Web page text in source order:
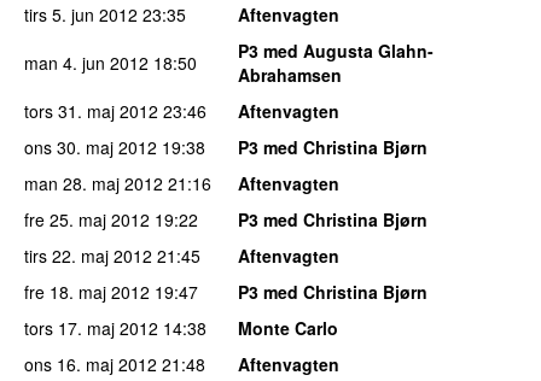
tirs 5. jun 2012 23:35
Aftenvagten
man 4. jun 2012 18:50
P3 med Augusta Glahn-
Abrahamsen
tors 31. maj 2012 23:46
Aftenvagten
ons 30. maj 2012 19:38
P3 med Christina Bjørn
man 28. maj 2012 21:16
Aftenvagten
fre 25. maj 2012 19:22
P3 med Christina Bjørn
tirs 22. maj 2012 21:45
Aftenvagten
fre 18. maj 2012 19:47
P3 med Christina Bjørn
tors 17. maj 2012 14:38
Monte Carlo
ons 16. maj 2012 21:48
Aftenvagten